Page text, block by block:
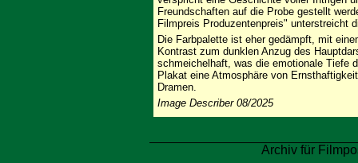
Freundschaften auf die Probe gestellt
Filmpreis Produzentenpreis" unterstreicht
Die Farbpalette ist eher gedämpft, mit
Kontrast zum dunklen Anzug des
schmeichelhaft, was die emotionale Tiefe
Plakat eine Atmosphäre von
Dramen.
Image Describer 08/2025
Archiv für